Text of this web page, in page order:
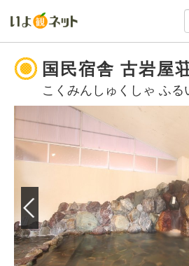
国民宿舎 古岩屋
こくみんしゅくしゃ ふる